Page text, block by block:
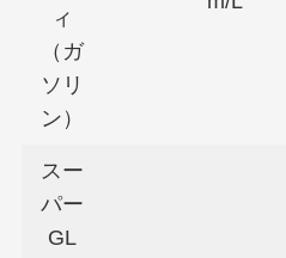
ィ
（ガ
ソリ
ン）
スー
パー
GL